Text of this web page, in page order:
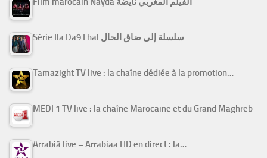
Série Ila Da9 Lhal سلسلة إلى ضاق الحال
Tamazight TV live : la chaîne dédiée à la promotion…
MEDI 1 TV live : la chaîne Marocaine et du Grand Maghreb
Arrabiâ live – Arrabiaa HD en direct : la…